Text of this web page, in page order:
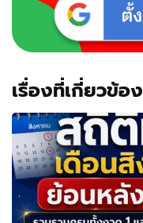
เรื่องที่เกี่ยวข้อง